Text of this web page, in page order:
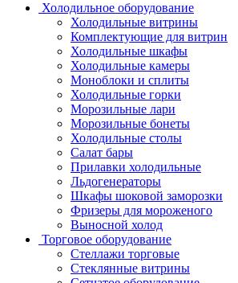
Холодильное оборудование
Холодильные витрины
Комплектующие для витрин
Холодильные шкафы
Холодильные камеры
Моноблоки и сплиты
Холодильные горки
Морозильные лари
Морозильные бонеты
Холодильные столы
Салат бары
Прилавки холодильные
Льдогенераторы
Шкафы шоковой заморозки
Фризеры для мороженого
Выносной холод
Торговое оборудование
Стеллажи торговые
Стеклянные витрины